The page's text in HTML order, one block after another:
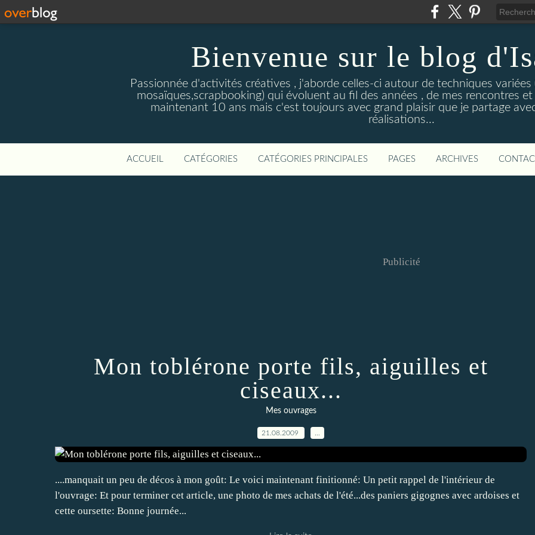
Bienvenue sur le blog
Passionnée d'activités créatives , j'aborde celles-ci autour de techniques
mosaïques,scrapbooking) qui évoluent au fil des années , de mes rencontres
maintenant 10 ans mais c'est toujours avec grand plaisir que je partage
réalisations...
ACCUEIL CATÉGORIES CATÉGORIES PRINCIPALES PAGES ARCHIVES
Publicité
Mon toblérone porte fils, aiguilles et
ciseaux...
Mes ouvrages
21.08.2009
....manquait un peu de décos à mon goût: Le voici maintenant finitionné: Un petit rappel de l'intérieur de
l'ouvrage: Et pour terminer cet article, une photo de mes achats de l'été...des paniers gigognes avec ardoises et
cette oursette: Bonne journée...